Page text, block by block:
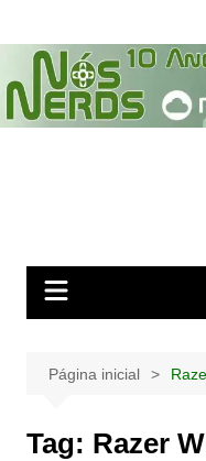
para
conteúdo
Página inicial
Tag: Razer